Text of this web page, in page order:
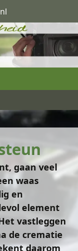
gaan veel
waas
en
element
vastleggen
de crematie
daarom